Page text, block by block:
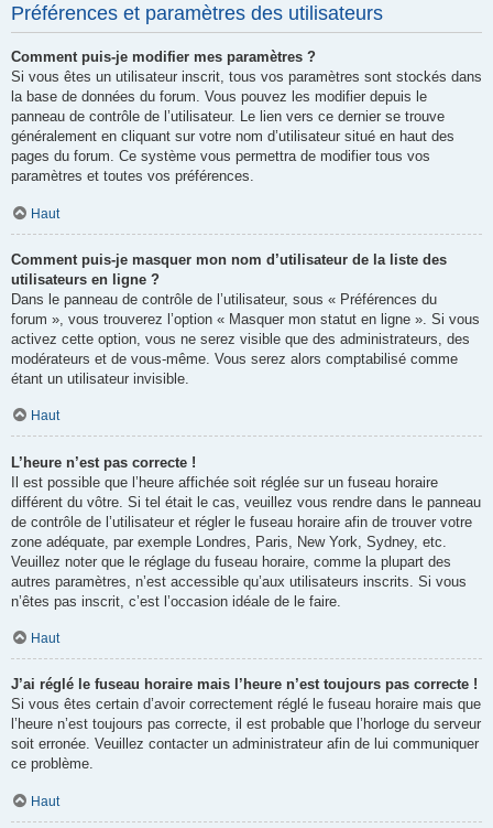
Préférences et paramètres des utilisateurs
Comment puis-je modifier mes paramètres ?
Si vous êtes un utilisateur inscrit, tous vos paramètres sont stockés dans
la base de données du forum. Vous pouvez les modifier depuis le
panneau de contrôle de l’utilisateur. Le lien vers ce dernier se trouve
généralement en cliquant sur votre nom d’utilisateur situé en haut des
pages du forum. Ce système vous permettra de modifier tous vos
paramètres et toutes vos préférences.
Haut
Comment puis-je masquer mon nom d’utilisateur de la liste des
utilisateurs en ligne ?
Dans le panneau de contrôle de l’utilisateur, sous « Préférences du
forum », vous trouverez l’option « Masquer mon statut en ligne ». Si vous
activez cette option, vous ne serez visible que des administrateurs, des
modérateurs et de vous-même. Vous serez alors comptabilisé comme
étant un utilisateur invisible.
Haut
L’heure n’est pas correcte !
Il est possible que l’heure affichée soit réglée sur un fuseau horaire
différent du vôtre. Si tel était le cas, veuillez vous rendre dans le panneau
de contrôle de l’utilisateur et régler le fuseau horaire afin de trouver votre
zone adéquate, par exemple Londres, Paris, New York, Sydney, etc.
Veuillez noter que le réglage du fuseau horaire, comme la plupart des
autres paramètres, n’est accessible qu’aux utilisateurs inscrits. Si vous
n’êtes pas inscrit, c’est l’occasion idéale de le faire.
Haut
J’ai réglé le fuseau horaire mais l’heure n’est toujours pas correcte !
Si vous êtes certain d’avoir correctement réglé le fuseau horaire mais que
l’heure n’est toujours pas correcte, il est probable que l’horloge du serveur
soit erronée. Veuillez contacter un administrateur afin de lui communiquer
ce problème.
Haut